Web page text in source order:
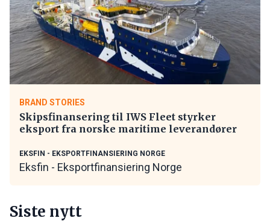
BRAND STORIES
Skipsfinansering til IWS Fleet styrker
eksport fra norske maritime leverandører
EKSFIN - EKSPORTFINANSIERING NORGE
Eksfin - Eksportfinansiering Norge
Siste nytt